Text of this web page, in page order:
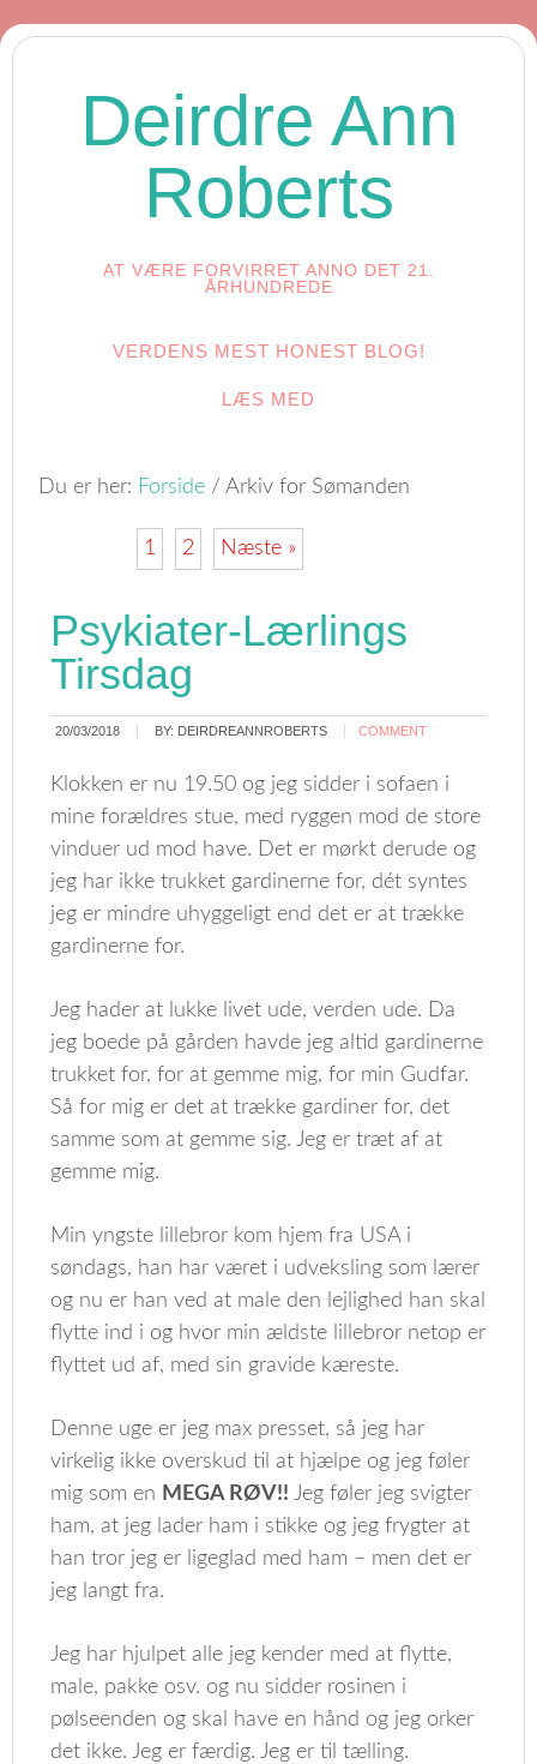
Deirdre Ann
Roberts
AT VÆRE FORVIRRET ANNO DET 21.
ÅRHUNDREDE
VERDENS MEST HONEST BLOG!
LÆS MED
Du er her: Forside / Arkiv for Sømanden
1 2 Næste »
Psykiater-Lærlings
Tirsdag
20/03/2018 BY: DEIRDREANNROBERTS COMMENT
Klokken er nu 19.50 og jeg sidder i sofaen i
mine forældres stue, med ryggen mod de store
vinduer ud mod have. Det er mørkt derude og
jeg har ikke trukket gardinerne for, dét syntes
jeg er mindre uhyggeligt end det er at trække
gardinerne for.
Jeg hader at lukke livet ude, verden ude. Da
jeg boede på gården havde jeg altid gardinerne
trukket for, for at gemme mig, for min Gudfar.
Så for mig er det at trække gardiner for, det
samme som at gemme sig. Jeg er træt af at
gemme mig.
Min yngste lillebror kom hjem fra USA i
søndags, han har været i udveksling som lærer
og nu er han ved at male den lejlighed han skal
flytte ind i og hvor min ældste lillebror netop er
flyttet ud af, med sin gravide kæreste.
Denne uge er jeg max presset, så jeg har
virkelig ikke overskud til at hjælpe og jeg føler
mig som en MEGA RØV!! Jeg føler jeg svigter
ham, at jeg lader ham i stikke og jeg frygter at
han tror jeg er ligeglad med ham – men det er
jeg langt fra.
Jeg har hjulpet alle jeg kender med at flytte,
male, pakke osv. og nu sidder rosinen i
pølseenden og skal have en hånd og jeg orker
det ikke. Jeg er færdig. Jeg er til tælling.